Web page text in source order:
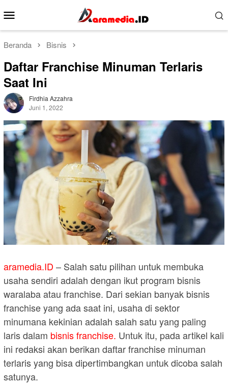
ke
kontenMobile
Beranda Bisnis
Daftar Franchise Minuman Terlaris
Saat Ini
Firdhia Azzahra
Juni 1, 2022
aramedia.ID – Salah satu pilihan untuk membuka
usaha sendiri adalah dengan ikut program bisnis
waralaba atau franchise. Dari sekian banyak bisnis
franchise yang ada saat ini, usaha di sektor
minumana kekinian adalah salah satu yang paling
laris dalam bisnisfranchise. Untuk itu, pada artikel kali
ini redaksi akan berikan daftar franchise minuman
terlaris yang bisa dipertimbangkan untuk dicoba salah
satunya.